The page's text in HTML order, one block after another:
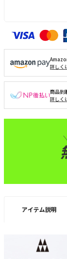
詳しく
商品到
詳しく
アイテム説明